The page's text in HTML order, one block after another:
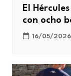
El
con ocho
16/05/2026